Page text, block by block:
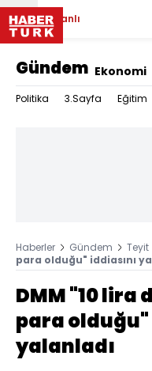
Canlı
Gündem Ekonomi
Politika 3.Sayfa Eğitim
Haberler Gündem Teyit
para olduğu" iddiasını
DMM "10
para olduğu"
yalanladı